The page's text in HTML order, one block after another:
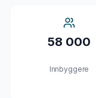
58 000
Innbyggere